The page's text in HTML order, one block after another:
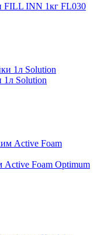
FILL INN 1кг FL030
1л Solution
Foam Optimum